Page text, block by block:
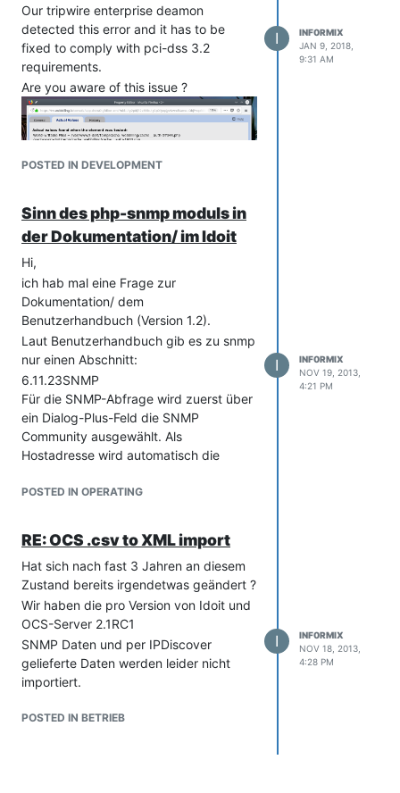
Our tripwire enterprise deamon
detected this error and it has to be
fixed to comply with pci-dss 3.2
requirements.
Are you aware of this issue ?
POSTED IN DEVELOPMENT
I
INF0RMIX
JAN 9, 2018,
9:31 AM
Sinn des php-snmp moduls in
der Dokumentation/ im Idoit
Hi,
ich hab mal eine Frage zur
Dokumentation/ dem
Benutzerhandbuch (Version 1.2).
Laut Benutzerhandbuch gib es zu snmp
nur einen Abschnitt:
6.11.23SNMP
Für die SNMP-Abfrage wird zuerst über
ein Dialog-Plus-Feld die SNMP
Community ausgewählt. Als
Hostadresse wird automatisch die
Hostadresse verwendet.
Identifizierung benötigt werden, sind im
Folgenden durch den Button
"Hinzufügen" erweiterbar und
benötigen für die Eintragung einen Feld
Titel und die OID selber. In der
Beschreibung können anschließend
eigene Notizen abgelegt werden.
Hinweis: Bitte beachten Sie, dass für die
Benutzung der SNMP-Kategorie das
Modul installiert sein muss.
POSTED IN OPERATING
I
INF0RMIX
NOV 19, 2013,
4:21 PM
RE: OCS .csv to XML import
Hat sich nach fast 3 Jahren an diesem
Zustand bereits irgendetwas geändert ?
Wir haben die pro Version von Idoit und
OCS-Server 2.1RC1
SNMP Daten und per IPDiscover
gelieferte Daten werden leider nicht
importiert.
POSTED IN BETRIEB
I
INF0RMIX
NOV 18, 2013,
4:28 PM